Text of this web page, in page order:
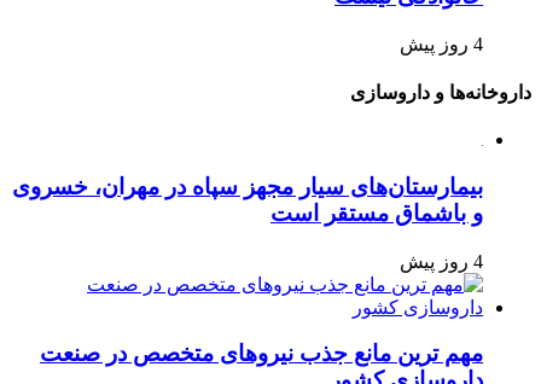
4 روز پیش
داروخانه‌ها و داروسازی
بیمارستان‌های سیار مجهز سپاه در مهران، خسروی
و باشماق مستقر است
4 روز پیش
مهم ترین مانع جذب نیروهای متخصص در صنعت